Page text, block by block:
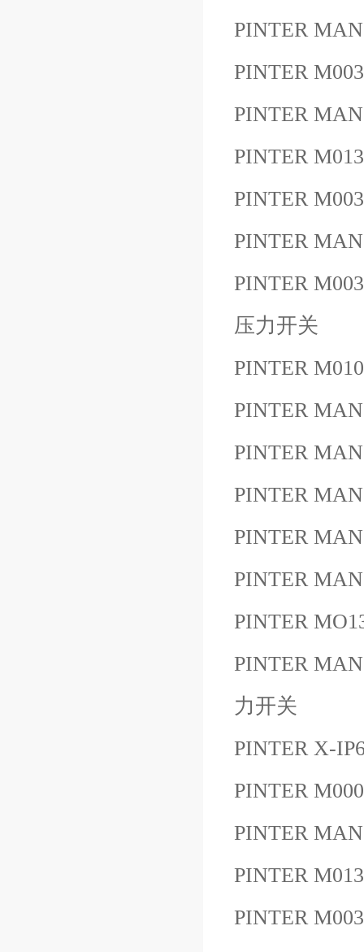
PINTER
PINTER
PINTER
PINTER
PINTER
PINTER
PINTER
压力开关
PINTER
PINTER
PINTER
PINTER
PINTER
PINTER
PINTER
PINTER
力开关
PINTER X-
PINTER
PINTER
PINTER
PINTER